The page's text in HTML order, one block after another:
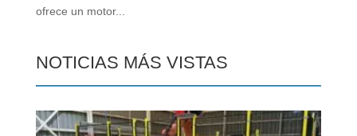
ofrece un motor...
NOTICIAS MÁS VISTAS